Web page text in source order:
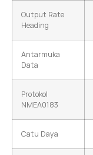
Output Rate
Heading
Antarmuka
Data
Protokol
NMEA0183
Catu Daya